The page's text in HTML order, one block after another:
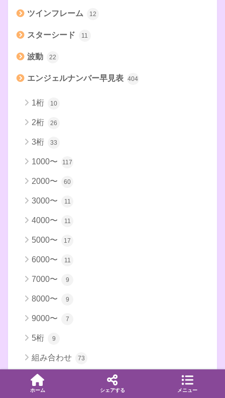
ツインフレーム 12
スターシード 11
波動 22
エンジェルナンバー早見表 404
1桁 10
2桁 26
3桁 33
1000〜 117
2000〜 60
3000〜 11
4000〜 11
5000〜 17
6000〜 11
7000〜 9
8000〜 9
9000〜 7
5桁 9
組み合わせ 73
夢占い
ホーム シェアする メニュー